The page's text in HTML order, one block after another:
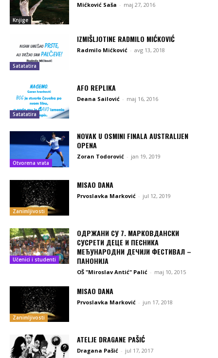
Knjige
Mićković Saša - maj 27, 2016
Satatatira
IZMIŠLJOTINE RADMILO MIĆKOVIĆ
Radmilo Mićković - avg 13, 2018
Satatatira
AFO REPLIKA
Deana Sailović - maj 16, 2016
Otvorena vrata
NOVAK U OSMINI FINALA AUSTRALIJEN
OPENA
Zoran Todorović - jan 19, 2019
Zanimljivosti
MISAO DANA
Prvoslavka Marković - jul 12, 2019
Učenici i studenti
ОДРЖАНИ СУ 7. МАРКОВДАНСКИ
СУСРЕТИ ДЕЦЕ И ПЕСНИКА
МЕЂУНАРОДНИ ДЕЧИЈИ ФЕСТИВАЛ –
ПАНОНИЈА
OŠ "Miroslav Antić" Palić - maj 10, 2015
Zanimljivosti
MISAO DANA
Prvoslavka Marković - jun 17, 2018
ATELJE DRAGANE PAŠIĆ
Dragana Pašić - jul 17, 2017